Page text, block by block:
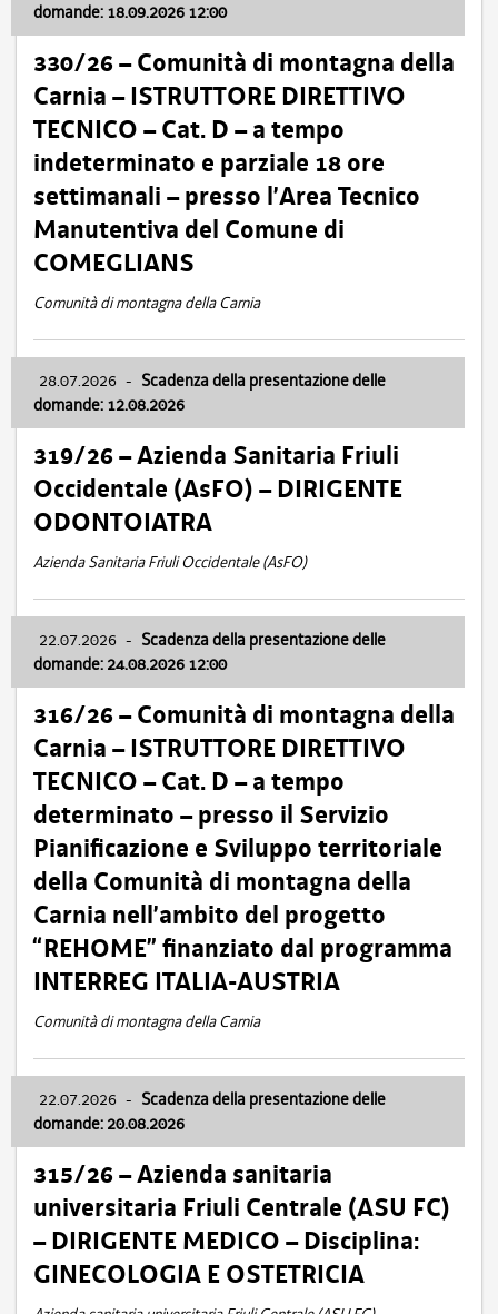
domande: 18.09.2026 12:00
330/26 – Comunità di montagna della
Carnia – ISTRUTTORE DIRETTIVO
TECNICO – Cat. D – a tempo
indeterminato e parziale 18 ore
settimanali – presso l’Area Tecnico
Manutentiva del Comune di
COMEGLIANS
Comunità di montagna della Carnia
28.07.2026 - Scadenza della presentazione delle
domande: 12.08.2026
319/26 – Azienda Sanitaria Friuli
Occidentale (AsFO) – DIRIGENTE
ODONTOIATRA
Azienda Sanitaria Friuli Occidentale (AsFO)
22.07.2026 - Scadenza della presentazione delle
domande: 24.08.2026 12:00
316/26 – Comunità di montagna della
Carnia – ISTRUTTORE DIRETTIVO
TECNICO – Cat. D – a tempo
determinato – presso il Servizio
Pianificazione e Sviluppo territoriale
della Comunità di montagna della
Carnia nell’ambito del progetto
“REHOME” finanziato dal programma
INTERREG ITALIA-AUSTRIA
Comunità di montagna della Carnia
22.07.2026 - Scadenza della presentazione delle
domande: 20.08.2026
315/26 – Azienda sanitaria
universitaria Friuli Centrale (ASU FC)
– DIRIGENTE MEDICO – Disciplina:
GINECOLOGIA E OSTETRICIA